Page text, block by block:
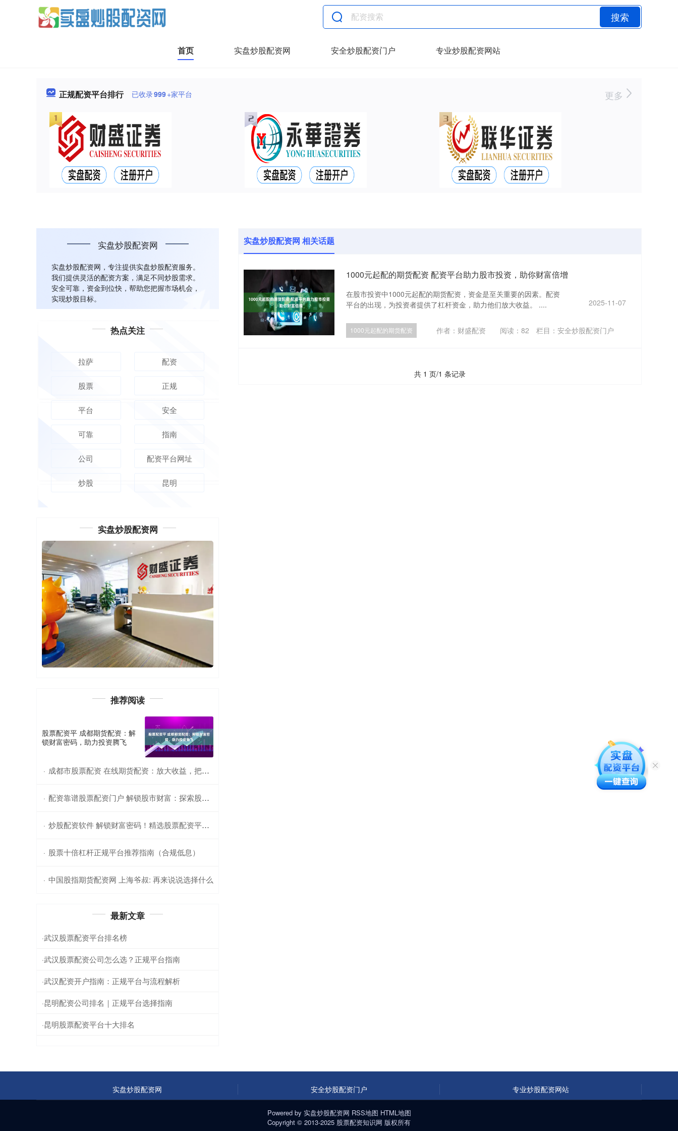
搜索
首页 实盘炒股配资网 安全炒股配资门户 专业炒股配资网站
正规配资平台排行 已收录999+家平台 更多
实盘炒股配资网 相关话题
1000元起配的期货配资 配资平台助力股市投资，助你财富倍增
在股市投资中1000元起配的期货配资，资金是至关重要的因素。配资
平台的出现，为投资者提供了杠杆资金，助力他们放大收益。 ....
2025-11-07
1000元起配的期货配资 作者：财盛配资 阅读：82 栏目：安全炒股配资门户
共 1 页/1 条记录
实盘炒股配资网
实盘炒股配资网，专注提供实盘炒股配资服务。
我们提供灵活的配资方案，满足不同炒股需求。
安全可靠，资金到位快，帮助您把握市场机会，
实现炒股目标。
热点关注
拉萨 配资
股票 正规
平台 安全
可靠 指南
公司 配资平台网址
炒股 昆明
实盘炒股配资网
推荐阅读
股票配资平 成都期货配资：解
锁财富密码，助力投资腾飞
· 成都市股票配资 在线期货配资：放大收益，把握财富先机
· 配资靠谱股票配资门户 解锁股市财富：探索股票配资交易软件
· 炒股配资软件 解锁财富密码！精选股票配资平台推荐
· 股票十倍杠杆正规平台推荐指南（合规低息）
· 中国股指期货配资网 上海爷叔: 再来说说选择什么
最新文章
·武汉股票配资平台排名榜
·武汉股票配资公司怎么选？正规平台指南
·武汉配资开户指南：正规平台与流程解析
·昆明配资公司排名｜正规平台选择指南
·昆明股票配资平台十大排名
实盘炒股配资网 安全炒股配资门户 专业炒股配资网站
Powered by 实盘炒股配资网 RSS地图 HTML地图
Copyright © 2013-2025 股票配资知识网 版权所有